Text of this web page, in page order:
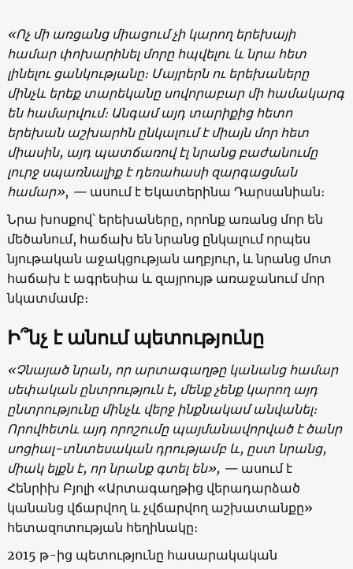
«Ոչ մի առցանց միացում չի կարող երեխայի
համար փոխարինել մորը հպվելու և նրա հետ
լինելու ցանկությանը։ Մայրերն ու երեխաները
մինչև երեք տարեկանը սովորաբար մի համակարգ
են համարվում։ Անգամ այդ տարիքից հետո
երեխան աշխարհն ընկալում է միայն մոր հետ
միասին, այդ պատճառով էլ նրանց բաժանումը
լուրջ սպառնալիք է դեռահասի զարգացման
համար», —ասում է Եկատերինա Դարսանիան։
Նրա խոսքով՝ երեխաները, որոնք առանց մոր են
մեծանում, հաճախ են նրանց ընկալում որպես
նյութական աջակցության աղբյուր, և նրանց մոտ
հաճախ է ագրեսիա և զայրույթ առաջանում մոր
նկատմամբ։
Ի՞նչ է անում պետությունը
«Չնայած նրան, որ արտագաղթը կանանց համար
սեփական ընտրություն է, մենք չենք կարող այդ
ընտրությունը մինչև վերջ ինքնակամ անվանել։
Որովհետև այդ որոշումը պայմանավորված է ծանր
սոցիալ-տնտեսական դրությամբ և, ըստ նրանց,
միակ ելքն է, որ նրանք գտել են», — ասում է
Հենրիխ Բյոլի «Արտագաղթից վերադարձած
կանանց վճարվող և չվճարվող աշխատանքը»
հետազոտության հեղինակը։
2015 թ-ից պետությունը հասարակական